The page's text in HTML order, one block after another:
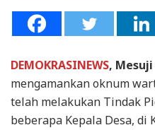
DEMOKRASINEWS, Mesuji
mengamankan oknum
telah melakukan Tindak
beberapa Kepala Desa, di